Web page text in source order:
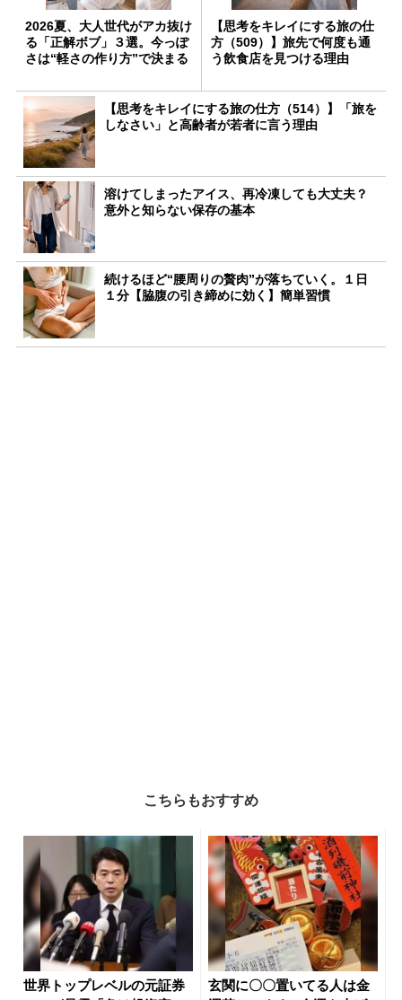
2026夏、大人世代がアカ抜け
る「正解ボブ」３選。今っぽ
さは“軽さの作り方”で決まる
【思考をキレイにする旅の仕
方（509）】旅先で何度も通
う飲食店を見つける理由
【思考をキレイにする旅の仕方（514）】「旅を
しなさい」と高齢者が若者に言う理由
溶けてしまったアイス、再冷凍しても大丈夫？
意外と知らない保存の基本
続けるほど“腰周りの贅肉”が落ちていく。１日
１分【脇腹の引き締めに効く】簡単習慣
こちらもおすすめ
世界トップレベルの元証券
玄関に〇〇置いてる人は金